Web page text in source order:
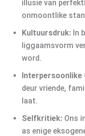
illusie van
onmoontlike
Kultuursdruk:In
liggaamsvorm
word.
Interpersoonlike
deur vriende,
laat.
Selfkritiek:Ons
as enige